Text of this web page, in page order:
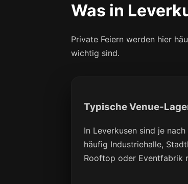
Was in
Private Feiern werden hier
wichtig sind.
Typische Venue-
In Leverkusen sind je nach
häufig Industriehalle,
Rooftop oder Eventfabrik